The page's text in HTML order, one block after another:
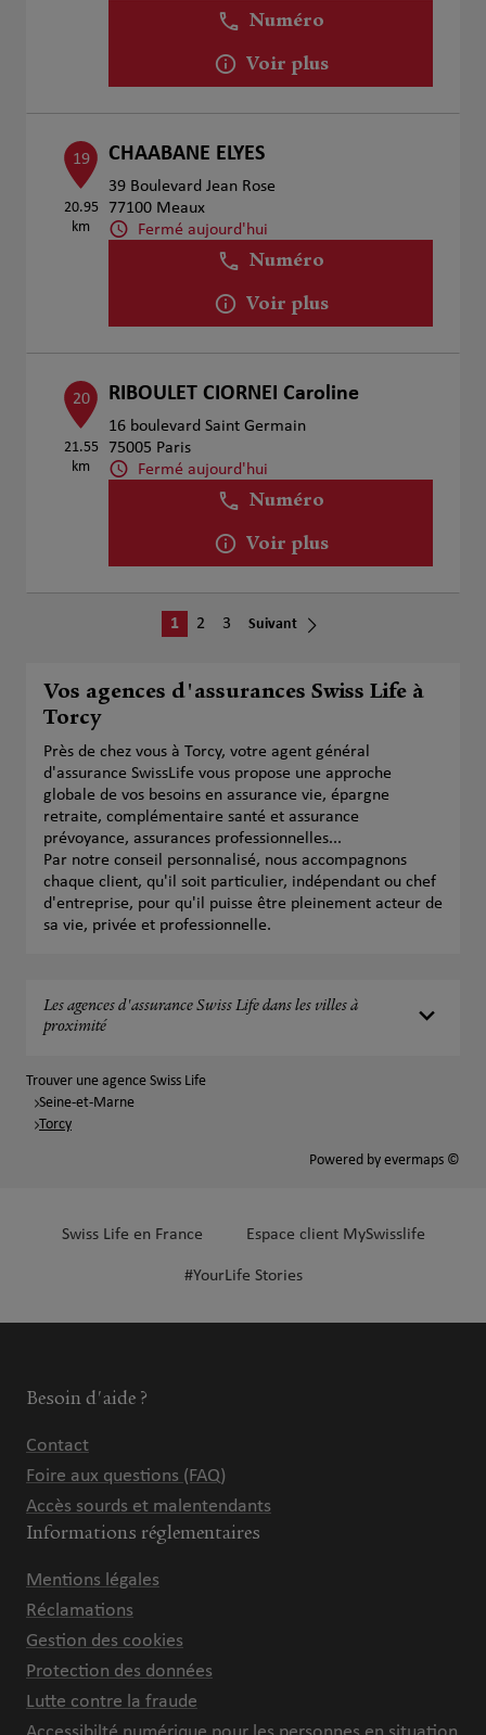
Numéro
Voir plus
19
20.95
km
CHAABANE ELYES
39 Boulevard Jean Rose
77100 Meaux
Fermé aujourd'hui
Numéro
Voir plus
20
21.55
km
RIBOULET CIORNEI Caroline
16 boulevard Saint Germain
75005 Paris
Fermé aujourd'hui
Numéro
Voir plus
1 2 3 Suivant
Vos agences d'assurances Swiss Life à
Torcy
Près de chez vous à Torcy, votre agent général
d'assurance SwissLife vous propose une approche
globale de vos besoins en assurance vie, épargne
retraite, complémentaire santé et assurance
prévoyance, assurances professionnelles...
Par notre conseil personnalisé, nous accompagnons
chaque client, qu'il soit particulier, indépendant ou chef
d'entreprise, pour qu'il puisse être pleinement acteur de
sa vie, privée et professionnelle.
Les agences d'assurance Swiss Life dans les villes à
proximité
Trouver une agence Swiss Life
Seine-et-Marne
Torcy
Powered by evermaps ©
Swiss Life en France Espace client MySwisslife
#YourLife Stories
Besoin d'aide ?
Contact
Foire aux questions (FAQ)
Accès sourds et malentendants
Informations réglementaires
Mentions légales
Réclamations
Gestion des cookies
Protection des données
Lutte contre la fraude